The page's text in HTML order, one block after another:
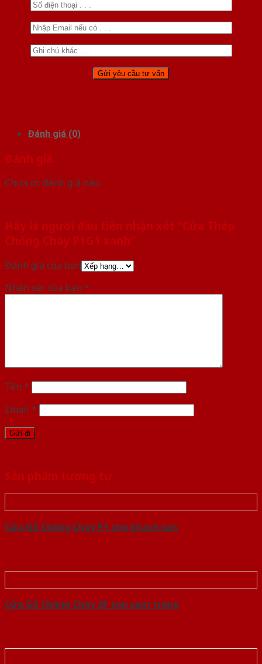
Đánh giá (0)
Đánh giá
Chưa có đánh giá nào.
Hãy là người đầu tiên nhận xét “Cửa Thép
Chống Cháy P1G1 xanh”
Đánh giá của bạn
Nhận xét của bạn *
Tên *
Email *
Sản phẩm tương tự
Cửa Gỗ Chống Cháy P1 cho khach san
Cửa Gỗ Chống Cháy 2P son xam trang